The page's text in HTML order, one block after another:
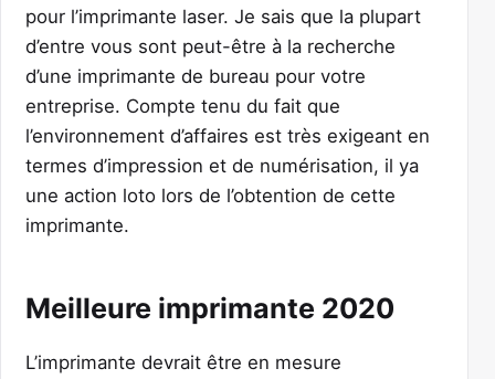
pour l’imprimante laser. Je sais que la plupart
d’entre vous sont peut-être à la recherche
d’une imprimante de bureau pour votre
entreprise. Compte tenu du fait que
l’environnement d’affaires est très exigeant en
termes d’impression et de numérisation, il ya
une action loto lors de l’obtention de cette
imprimante.
Meilleure imprimante 2020
L’imprimante devrait être en mesure